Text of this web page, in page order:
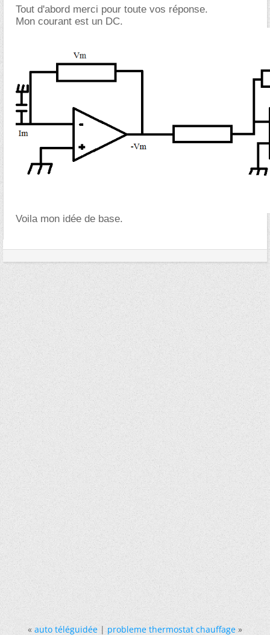
Tout d'abord merci pour toute vos réponse.
Mon courant est un DC.
Voila mon idée de base.
« auto téléguidée|probleme thermostat chauffage »